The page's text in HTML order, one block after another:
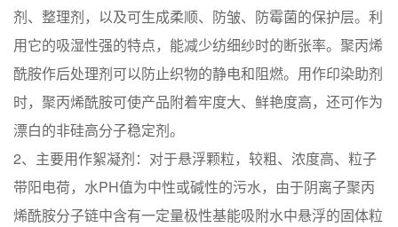
剂、整理剂，以及可生成柔顺、防皱、防霉菌的保护层。利
用它的吸湿性强的特点，能减少纺细纱时的断张率。聚丙烯
酰胺作后处理剂可以防止织物的静电和阻燃。用作印染助剂
时，聚丙烯酰胺可使产品附着牢度大、鲜艳度高，还可作为
漂白的非硅高分子稳定剂。
2、主要用作絮凝剂：对于悬浮颗粒，较粗、浓度高、粒子
带阳电荷，水PH值为中性或碱性的污水，由于阴离子聚丙
烯酰胺分子链中含有一定量极性基能吸附水中悬浮的固体粒